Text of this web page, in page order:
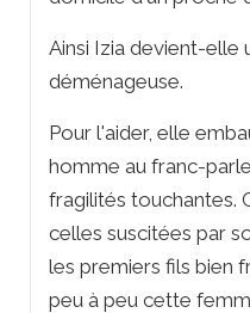
Ainsi Izia devient-elle
déménageuse.
Pour l'aider, elle
homme au franc-
fragilités touchantes.
celles suscitées par
les premiers fils bien
peu à peu cette